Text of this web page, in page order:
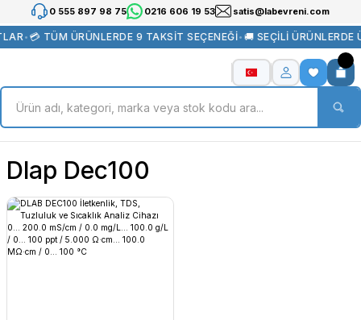
0 555 897 98 75 0216 606 19 53 satis@labevreni.com
•💳 TÜM ÜRÜNLERDE 9 TAKSİT SEÇENEĞİ•🚚 SEÇİLİ ÜRÜNLERDE
Dlap Dec100